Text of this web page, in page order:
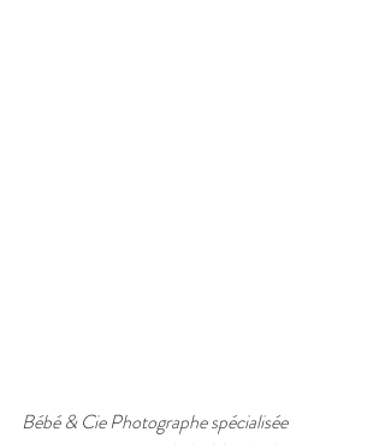
Bébé & Cie Photographe spécialisée